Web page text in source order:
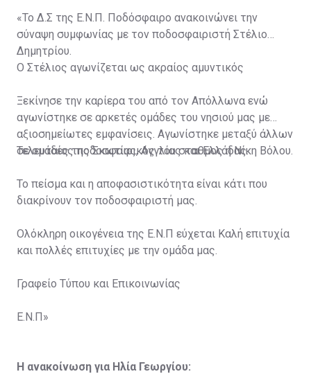
«Το Δ.Σ της Ε.Ν.Π. Ποδόσφαιρο ανακοινώνει την
σύναψη συμφωνίας με τον ποδοσφαιριστή Στέλιο
Δημητρίου.
O Στέλιος αγωνίζεται ως ακραίος αμυντικός
Ξεκίνησε την καρίερα του από τον Απόλλωνα ενώ
αγωνίστηκε σε αρκετές ομάδες του νησιού μας με
αξιοσημείωτες εμφανίσεις. Αγωνίστηκε μεταξύ άλλων
σε ομάδες της Σκωτίας, Αγγλίας και Ελλάδας.
Τελευταίος ποδοσφαιρικός του σταθμος η Νίκη Βόλου.
To πείσμα και η αποφασιστικότητα είναι κάτι που
διακρίνουν τον ποδοσφαιριστή μας.
Ολόκληρη οικογένεια της Ε.Ν.Π εύχεται Καλή επιτυχία
και πολλές επιτυχίες με την ομάδα μας.
Γραφείο Τύπου και Επικοινωνίας
Ε.Ν.Π»
Η ανακοίνωση για Ηλία Γεωργίου: